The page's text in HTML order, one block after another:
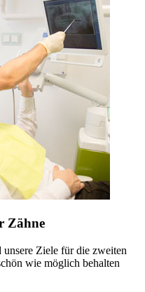
Zähne
unsere Ziele für die zweiten
wie möglich behalten